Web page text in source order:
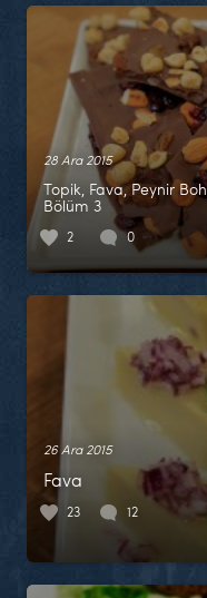
28 Ara 2015
Topik, Fava, Peynir
Bölüm 3
2 0
26 Ara 2015
Fava
23 12